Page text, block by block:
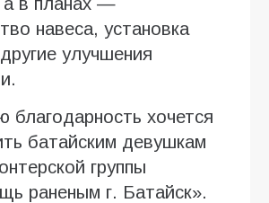
навеса, установка
улучшения
благодарность хочется
батайским девушкам
группы
раненым г. Батайск».